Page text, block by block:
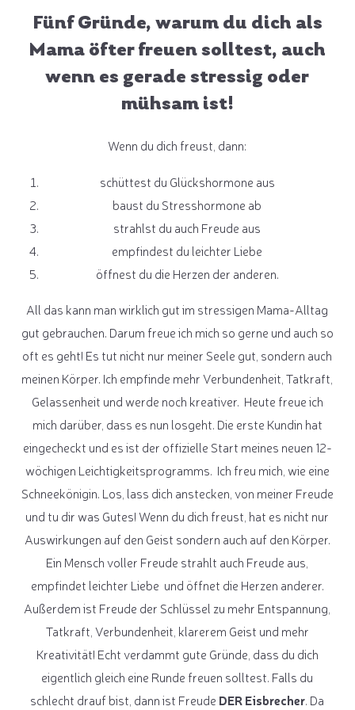
Fünf Gründe, warum du dich als
Mama öfter freuen solltest, auch
wenn es gerade stressig oder
mühsam ist!
Wenn du dich freust, dann:
schüttest du Glückshormone aus
baust du Stresshormone ab
strahlst du auch Freude aus
empfindest du leichter Liebe
öffnest du die Herzen der anderen.
All das kann man wirklich gut im stressigen Mama-Alltag
gut gebrauchen. Darum freue ich mich so gerne und auch so
oft es geht! Es tut nicht nur meiner Seele gut, sondern auch
meinen Körper. Ich empfinde mehr Verbundenheit, Tatkraft,
Gelassenheit und werde noch kreativer. Heute freue ich
mich darüber, dass es nun losgeht. Die erste Kundin hat
eingecheckt und es ist der offizielle Start meines neuen 12-
wöchigen Leichtigkeitsprogramms. Ich freu mich, wie eine
Schneekönigin. Los, lass dich anstecken, von meiner Freude
und tu dir was Gutes! Wenn du dich freust, hat es nicht nur
Auswirkungen auf den Geist sondern auch auf den Körper.
Ein Mensch voller Freude strahlt auch Freude aus,
empfindet leichter Liebe und öffnet die Herzen anderer.
Außerdem ist Freude der Schlüssel zu mehr Entspannung,
Tatkraft, Verbundenheit, klarerem Geist und mehr
Kreativität! Echt verdammt gute Gründe, dass du dich
eigentlich gleich eine Runde freuen solltest. Falls du
schlecht drauf bist, dann ist Freude DER Eisbrecher. Da